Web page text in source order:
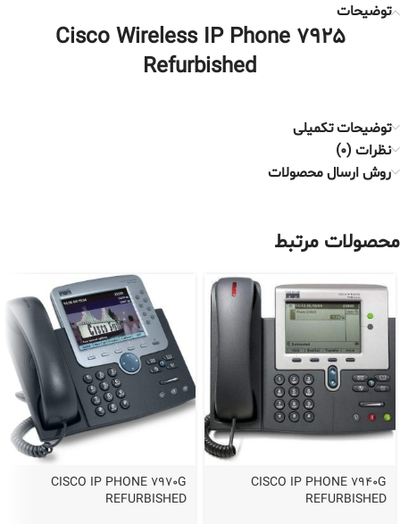
توضیحات
Cisco Wireless IP Phone 7925
Refurbished
توضیحات تکمیلی
نظرات (0)
روش ارسال محصولات
محصولات مرتبط
CISCO IP PHONE 7940G
REFURBISHED
CISCO IP PHONE 7970G
REFURBISHED